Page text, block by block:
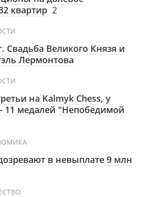
квартир 2
Свадьба Великого Князя и
Лермонтова
на Kalmyk Chess, у
11 медалей "Непобедимой
в невыплате 9 млн